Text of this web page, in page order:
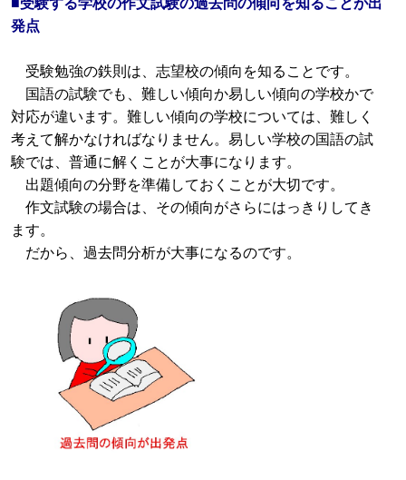
発点
受験勉強の鉄則は、志望校の傾向を知ることです。
国語の試験でも、難しい傾向か易しい傾向の学校かで
対応が違います。難しい傾向の学校については、難しく
考えて解かなければなりません。易しい学校の国語の試
験では、普通に解くことが大事になります。
出題傾向の分野を準備しておくことが大切です。
作文試験の場合は、その傾向がさらにはっきりしてき
ます。
だから、過去問分析が大事になるのです。